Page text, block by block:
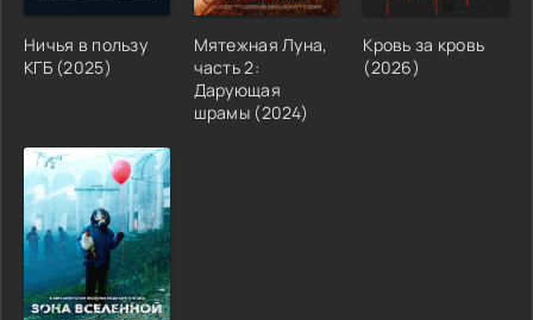
Ничья в пользу
КГБ (2025)
Мятежная Луна,
часть 2:
Дарующая
шрамы (2024)
Кровь за кровь
(2026)